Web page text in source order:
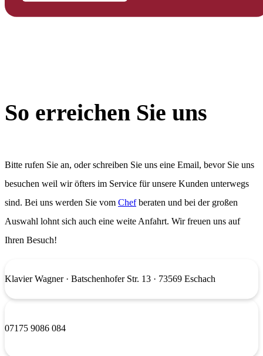
So erreichen Sie uns
Bitte rufen Sie an, oder schreiben Sie uns eine Email, bevor Sie uns
besuchen weil wir öfters im Service für unsere Kunden unterwegs
sind. Bei uns werden Sie vom Chefberaten und bei der großen
Auswahl lohnt sich auch eine weite Anfahrt. Wir freuen uns auf
Ihren Besuch!
Klavier Wagner· Batschenhofer Str. 13 · 73569 Eschach
07175 9086 084